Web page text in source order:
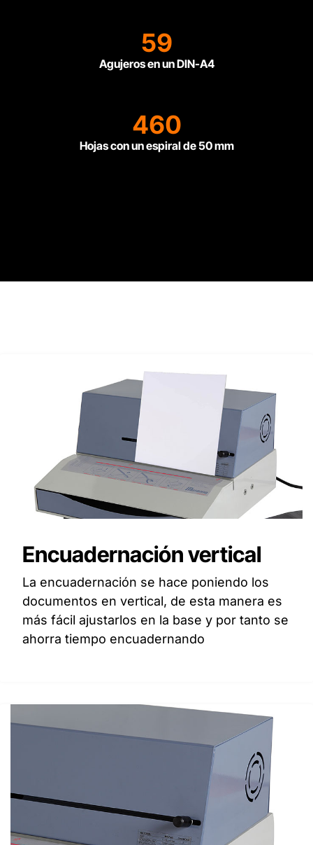
59
Agujeros en un DIN-A4
460
Hojas con un espiral de 50 mm
Encuadernación vertical
La encuadernación se hace poniendo los
documentos en vertical, de esta manera es
más fácil ajustarlos en la base y por tanto se
ahorra tiempo encuadernando